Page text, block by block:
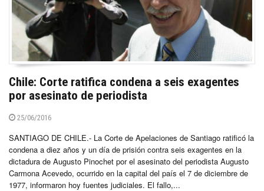
Chile: Corte ratifica condena a seis exagentes
por asesinato de periodista
25/06/2016
SANTIAGO DE CHILE.- La Corte de Apelaciones de Santiago ratificó la
condena a diez años y un día de prisión contra seis exagentes en la
dictadura de Augusto Pinochet por el asesinato del periodista Augusto
Carmona Acevedo, ocurrido en la capital del país el 7 de diciembre de
1977, informaron hoy fuentes judiciales. El fallo,...